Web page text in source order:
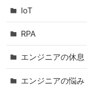
IoT
RPA
エンジニアの休息
エンジニアの悩み